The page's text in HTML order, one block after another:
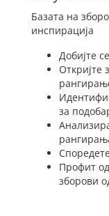
Базата на
инспирација
Добијте
Откријте
за
Профит
зборови